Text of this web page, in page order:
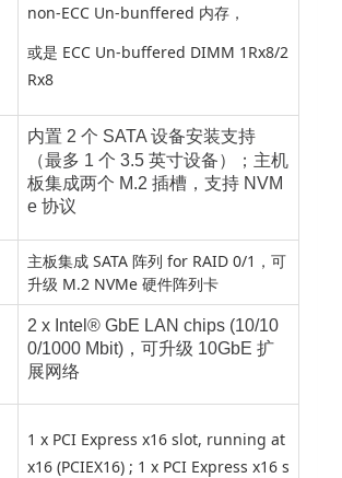
non-ECC Un-bunffered 内存，
或是 ECC Un-buffered DIMM 1Rx8/2
Rx8
内置 2 个 SATA 设备安装支持
（最多 1 个 3.5 英寸设备）；主机
板集成两个 M.2 插槽，支持 NVM
e 协议
主板集成 SATA 阵列 for RAID 0/1，可
升级 M.2 NVMe 硬件阵列卡
2 x Intel® GbE LAN chips (10/10
0/1000 Mbit)，可升级 10GbE 扩
展网络
1 x PCI Express x16 slot, running at
x16 (PCIEX16) ; 1 x PCI Express x16 s